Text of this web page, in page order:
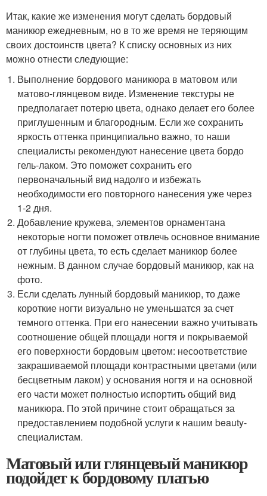
Итак, какие же изменения могут сделать бордовый
маникюр ежедневным, но в то же время не теряющим
своих достоинств цвета? К списку основных из них
можно отнести следующие:
Выполнение бордового маникюра в матовом или
матово-глянцевом виде. Изменение текстуры не
предполагает потерю цвета, однако делает его более
приглушенным и благородным. Если же сохранить
яркость оттенка принципиально важно, то наши
специалисты рекомендуют нанесение цвета бордо
гель-лаком. Это поможет сохранить его
первоначальный вид надолго и избежать
необходимости его повторного нанесения уже через
1-2 дня.
Добавление кружева, элементов орнаментана
некоторые ногти поможет отвлечь основное внимание
от глубины цвета, то есть сделает маникюр более
нежным. В данном случае бордовый маникюр, как на
фото.
Если сделать лунный бордовый маникюр, то даже
короткие ногти визуально не уменьшатся за счет
темного оттенка. При его нанесении важно учитывать
соотношение общей площади ногтя и покрываемой
его поверхности бордовым цветом: несоответствие
закрашиваемой площади контрастными цветами (или
бесцветным лаком) у основания ногтя и на основной
его части может полностью испортить общий вид
маникюра. По этой причине стоит обращаться за
предоставлением подобной услуги к нашим beauty-
специалистам.
Матовый или глянцевый маникюр
подойдет к бордовому платью